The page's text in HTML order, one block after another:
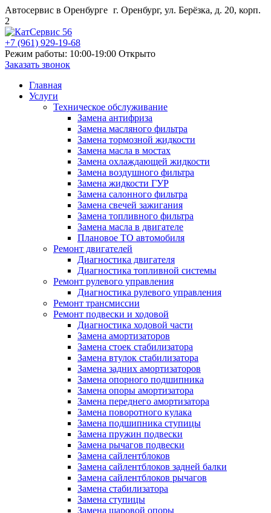
Автосервис в Оренбурге г. Оренбург, ул. Берёзка, д. 20, корп.
2
+7 (961) 929-19-68
Режим работы: 10:00-19:00 Открыто
Заказать звонок
Главная
Услуги
Техническое обслуживание
Замена антифриза
Замена масляного фильтра
Замена тормозной жидкости
Замена масла в мостах
Замена охлаждающей жидкости
Замена воздушного фильтра
Замена жидкости ГУР
Замена салонного фильтра
Замена свечей зажигания
Замена топливного фильтра
Замена масла в двигателе
Плановое ТО автомобиля
Ремонт двигателей
Диагностика двигателя
Диагностика топливной системы
Ремонт рулевого управления
Диагностика рулевого управления
Ремонт трансмиссии
Ремонт подвески и ходовой
Диагностика ходовой части
Замена амортизаторов
Замена стоек стабилизатора
Замена втулок стабилизатора
Замена задних амортизаторов
Замена опорного подшипника
Замена опоры амортизатора
Замена переднего амортизатора
Замена поворотного кулака
Замена подшипника ступицы
Замена пружин подвески
Замена рычагов подвески
Замена сайлентблоков
Замена сайлентблоков задней балки
Замена сайлентблоков рычагов
Замена стабилизатора
Замена ступицы
Замена шаровой опоры